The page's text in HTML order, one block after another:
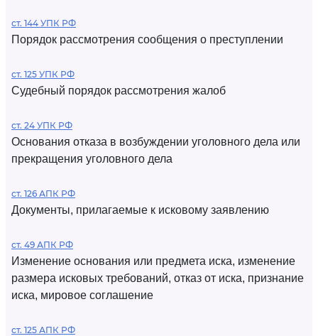
ст. 144 УПК РФ
Порядок рассмотрения сообщения о преступлении
ст. 125 УПК РФ
Судебный порядок рассмотрения жалоб
ст. 24 УПК РФ
Основания отказа в возбуждении уголовного дела или
прекращения уголовного дела
ст. 126 АПК РФ
Документы, прилагаемые к исковому заявлению
ст. 49 АПК РФ
Изменение основания или предмета иска, изменение
размера исковых требований, отказ от иска, признание
иска, мировое соглашение
ст. 125 АПК РФ